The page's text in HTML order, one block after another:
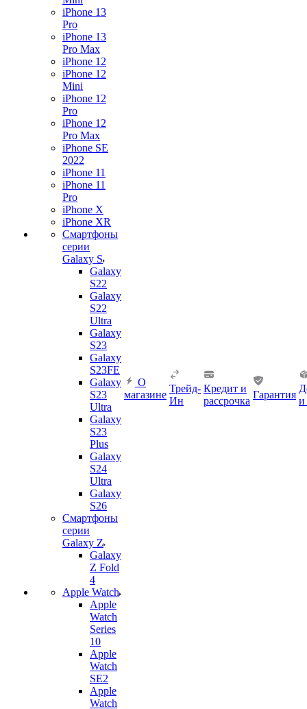
iPhone 13
Pro
iPhone 13
Pro Max
iPhone 12
iPhone 12
Mini
iPhone 12
Pro
iPhone 12
Pro Max
iPhone SE
2022
iPhone 11
iPhone 11
Pro
iPhone X
iPhone XR
Смартфоны
серии
Galaxy S
Galaxy
S22
Galaxy
S22
Ultra
Galaxy
S23
Galaxy
S23FE
Galaxy
S23
Ultra
Galaxy
S23
Plus
Galaxy
S24
Ultra
Galaxy
S26
Смартфоны
серии
Galaxy Z
Galaxy
Z Fold
4
Apple Watch
Apple
Watch
Series
10
Apple
Watch
SE2
Apple
Watch
О
магазине
Трейд-
Ин
Кредит и
рассрочка
Гарантия
и